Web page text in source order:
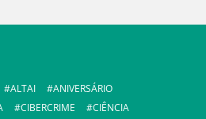
ALTAI
ANIVERSÁRIO
CIBERCRIME
CIÊNCIA